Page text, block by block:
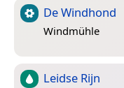
De Windhond
Windmühle
Leidse Rijn